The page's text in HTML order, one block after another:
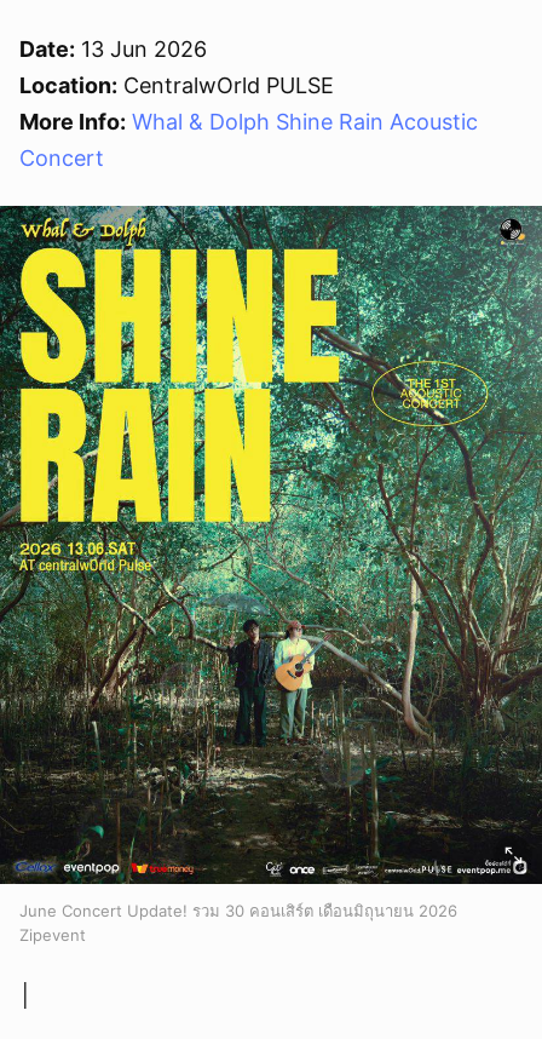
Date: 13 Jun 2026
Location: CentralwOrld PULSE
More Info: Whal & Dolph Shine Rain Acoustic
Concert
June Concert Update! รวม 30 คอนเสิร์ต เดือนมิถุนายน 2026
Zipevent